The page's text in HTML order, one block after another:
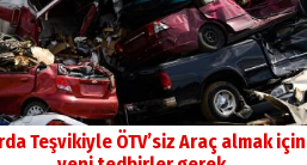
Teşvikiyle ÖTV’siz Araç almak için